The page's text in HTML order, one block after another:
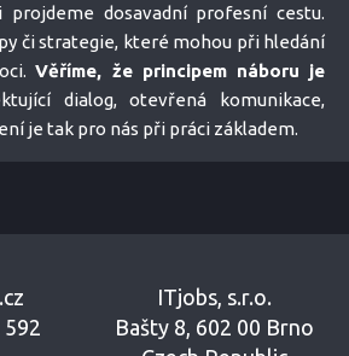
projdeme dosavadní profesní cestu.
či strategie, které mohou při hledání
Věříme, že principem náboru je
dialog, otevřená komunikace,
je tak pro nás při práci základem.
ITjobs, s.r.o.
Bašty 8, 602 00 Brno